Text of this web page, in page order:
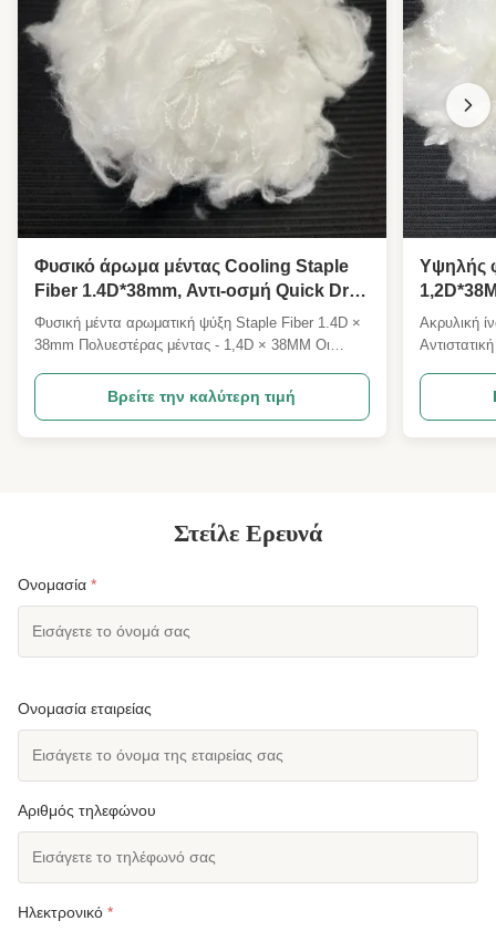
Φυσικό άρωμα μέντας Cooling Staple
Fiber 1.4D*38mm, Αντι-οσμή Quick Dry
Textile Raw Staple
Φυσική μέντα αρωματική ψύξη Staple Fiber 1.4D ×
38mm Πολυεστέρας μέντας - 1,4D × 38MM Οι
Επισκόπηση του προϊόντος Η 1.4D × 38MM
ψύχραιμη ίνες πολυεστέρα είναι μια υψηλής
Βρείτε την καλύτερη τιμή
Υψηλής
πρώτη
μη
Ακρυλική
Στείλε Ερευνά
Ονομασία *
Ονομασία εταιρείας
Αριθμός τηλεφώνου
Ηλεκτρονικό *